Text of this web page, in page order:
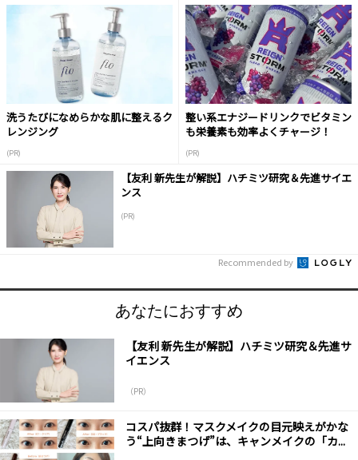
洗うたびになめらかな肌に整えるク
レンジング
(PR)
整い系エナジードリンクでビタミン
も栄養素も効率よくチャージ！
(PR)
【友利 新先生が解説】ハチミツ研究＆先進サイエ
ンス
(PR)
Recommended by
あなたにおすすめ
【友利 新先生が解説】ハチミツ研究＆先進サ
イエンス
（PR）
コスパ抜群！マスクメイクの目元映えがかな
う“上向きまつげ”は、キャンメイクの「カ...